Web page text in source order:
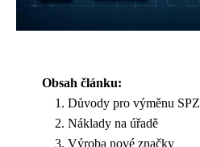
Obsah článku:
Důvody pro výměnu SPZ
Náklady na úřadě
Výroba nové značky